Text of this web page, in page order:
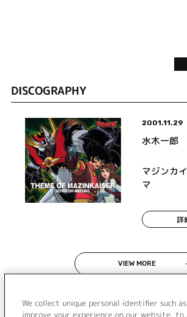
DISCOGRAPHY
2001.11.29
水木一郎
マジンカ
マ
詳
VIEW MORE
We collect unique personal identifier such
improve your experience on our website, to